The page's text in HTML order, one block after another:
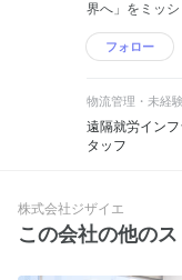
界へ」をミッ
フォロー
物流管理・未経
遠隔就労イン
タッフ
株式会社ジザイエ
この会社の他の